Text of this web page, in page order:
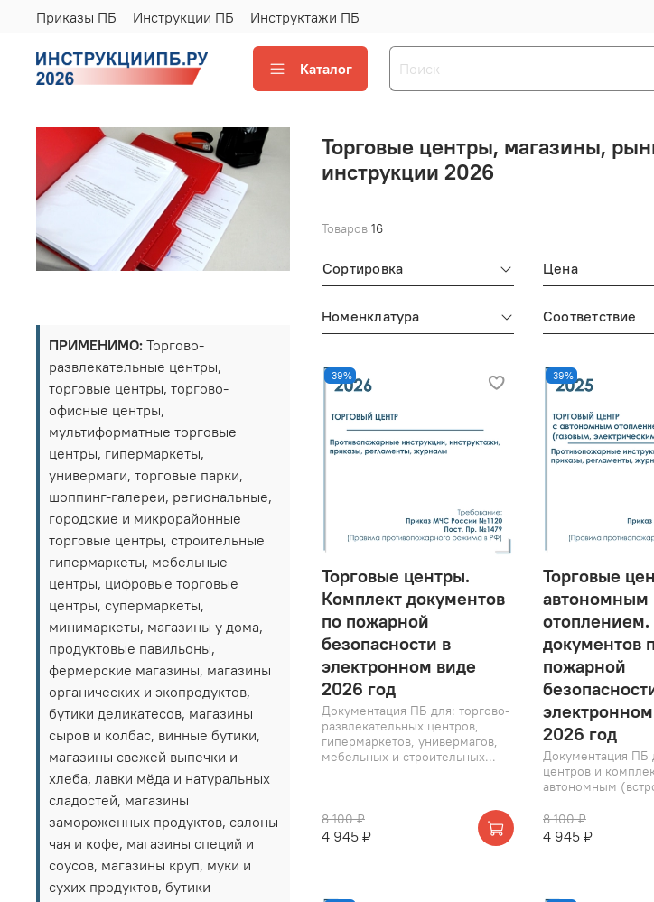
Приказы ПБ Инструкции ПБ Инструктажи ПБ
Каталог
Торговые центры, магазины,
инструкции 2026
Товаров 16
Сортировка Цена
Номенклатура Соответствие
-39%
Торговые центры.
Комплект документов
по пожарной
безопасности в
электронном виде
2026 год
Документация ПБ для: торгово-
развлекательных центров,
гипермаркетов, универмагов,
мебельных и строительных...
8 100 ₽
4 945 ₽
-39%
Торговые
автономным
документов
пожарной
2026 год
Документация ПБ
центров и
автономным
8 100 ₽
4 945 ₽
ПРИМЕНИМО: Торгово-
развлекательные центры,
торговые центры, торгово-
офисные центры,
мультиформатные торговые
центры, гипермаркеты,
универмаги, торговые парки,
шоппинг-галереи, региональные,
городские и микрорайонные
торговые центры, строительные
гипермаркеты, мебельные
центры, цифровые торговые
центры, супермаркеты,
минимаркеты, магазины у дома,
продуктовые павильоны,
фермерские магазины, магазины
органических и экопродуктов,
бутики деликатесов, магазины
сыров и колбас, винные бутики,
магазины свежей выпечки и
хлеба, лавки мёда и натуральных
сладостей, магазины
замороженных продуктов, салоны
чая и кофе, магазины специй и
соусов, магазины круп, муки и
сухих продуктов, бутики